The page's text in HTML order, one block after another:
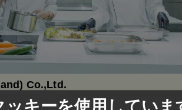
Co.,Ltd.
ケース、その他冷凍機応用機器の製造・販売
キーを使用していま